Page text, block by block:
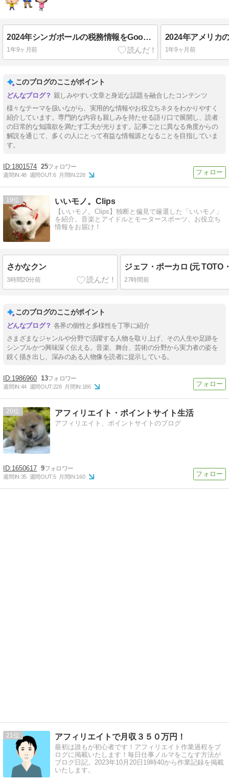
2024年シンガポールの税務情報をGoogleに提出する方法[GoogleAdSense]
1年9ヶ月前 1年9ヶ月前
このブログのここがポイント
親しみやすい文章と身近な話題を融合したコンテンツ
様々なテーマを扱いながら、実用的な情報やお役立ちネタをわかりやすく
紹介しています。専門的な内容も親しみを持たせる語り口で展開し、読者
の日常的な知識欲を満たす工夫が光ります。記事ごとに異なる角度からの
解説を通じて、多くの人にとって有益な情報源となることを目指していま
す。
1801574 25
週間IN:48 週間OUT:6 月間IN:228
19 いいモノ。Clips
【いいモノ。Clips】独断と偏見で厳選した「いいモノ」
を紹介。音楽とアイドルとモータースポーツ、お役立ち
情報をお届け！
さかなクン
3時間20分前
ジェフ・ポーカロ (元 TOTO
27時間前
このブログのここがポイント
各界の個性と多様性を丁寧に紹介
さまざまなジャンルや分野で活躍する人物を取り上げ、その人生や足跡を
シンプルかつ興味深く伝える。音楽、舞台、芸術の分野から実力者の姿を
鋭く描き出し、深みのある人物像を読者に提示している。
1986960 13
週間IN:44 週間OUT:228 月間IN:186
20 アフィリエイト・ポイントサイト生活
アフィリエイト、ポイントサイトのブログ
1650617 9
週間IN:35 週間OUT:5 月間IN:160
21 アフィリエイトで月収３５０万円！
最初は誰もが初心者です！アフィリエイト作業過程をブ
ログに掲載いたします！毎日仕事ノルマをこなす方法が
ブログ日記。2023年10月20日19時40から作業記録を掲載
いたします。